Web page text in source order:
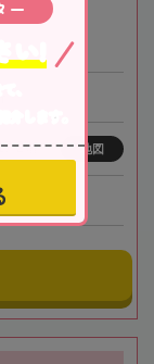
2階 地図
ー
、
介します。